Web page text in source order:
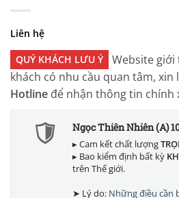
Liên hệ
QUÝ KHÁCH LƯU Ý
Website giới
khách có nhu cầu quan tâm,
Hotline để nhận thông tin chính
Ngọc Thiên Nhiên (A)
▸ Cam kết chất lượng
▸ Bao kiểm định bất kỳ
trên Thế giới.
➤ Lý do: Những điều cần